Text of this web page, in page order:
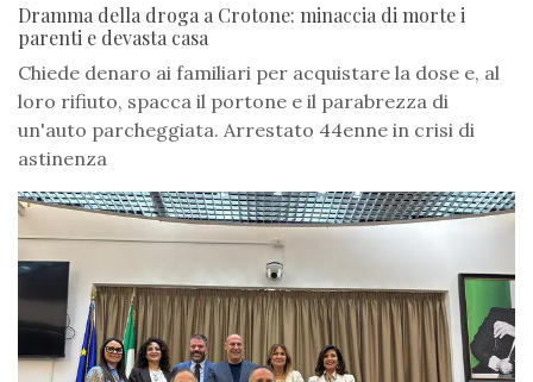
Dramma della droga a Crotone: minaccia di morte i
parenti e devasta casa
Chiede denaro ai familiari per acquistare la dose e, al
loro rifiuto, spacca il portone e il parabrezza di
un'auto parcheggiata. Arrestato 44enne in crisi di
astinenza